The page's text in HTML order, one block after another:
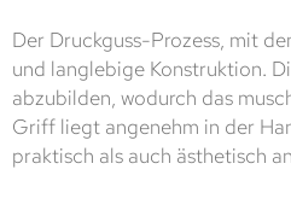
Der Druckguss-Prozess, mit
und langlebige Konstruktion.
abzubilden, wodurch das
Griff liegt angenehm in der
praktisch als auch ästhetisch